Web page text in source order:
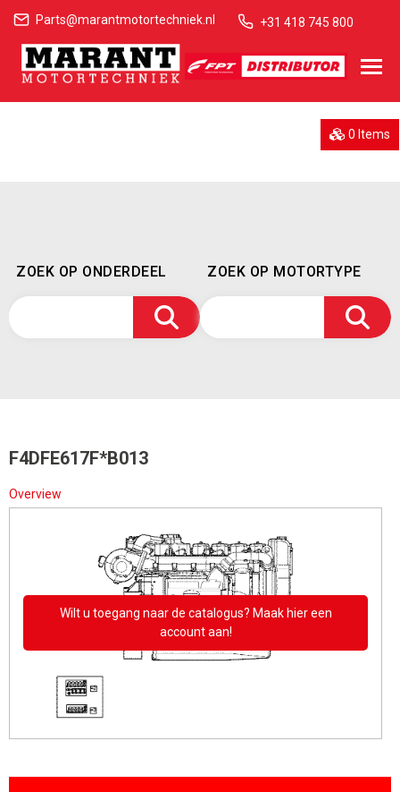
Parts@marantmotortechniek.nl +31 418 745 800
0 Items
ZOEK OP ONDERDEEL ZOEK OP MOTORTYPE
F4DFE617F*B013
Overview
Wilt u toegang naar de catalogus? Maak hier een
account aan!